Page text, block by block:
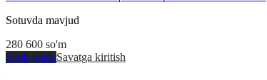
Sotuvda mavjud
280 600 so'm
Sotib olish Savatga kiritish